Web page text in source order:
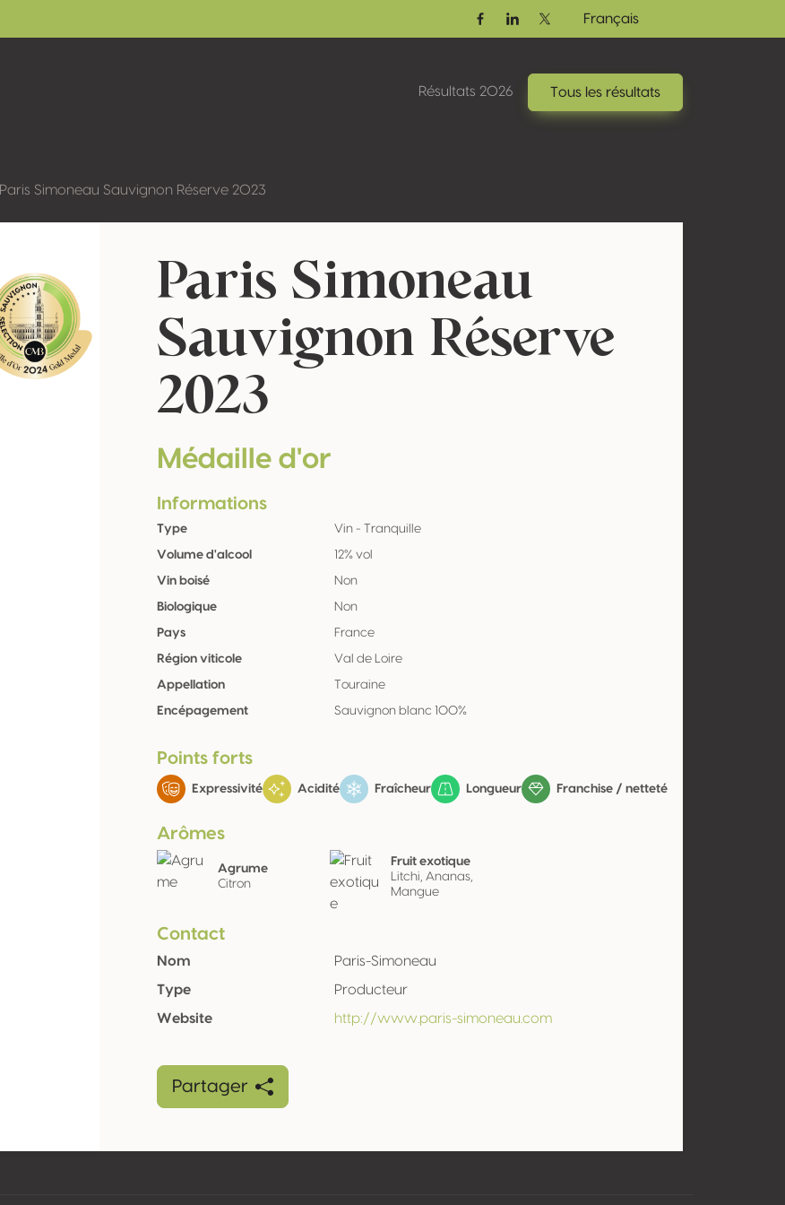
FacebookLinkedinTwitter / X
Français
Résultats 2026 Tous les résultats
Paris Simoneau Sauvignon Réserve 2023
Paris Simoneau
Sauvignon Réserve
2023
Médaille d'or
Informations
Type Vin - Tranquille
Volume d'alcool 12% vol
Vin boisé Non
Biologique Non
Pays France
Région viticole Val de Loire
Appellation Touraine
Encépagement Sauvignon blanc 100%
Points forts
Expressivité Acidité Fraîcheur Longueur Franchise / netteté
Arômes
Agrume
Citron
Fruit exotique
Litchi, Ananas,
Mangue
Contact
Nom
Paris-Simoneau
Type
Producteur
Website
http://www.paris-simoneau.com
Partager